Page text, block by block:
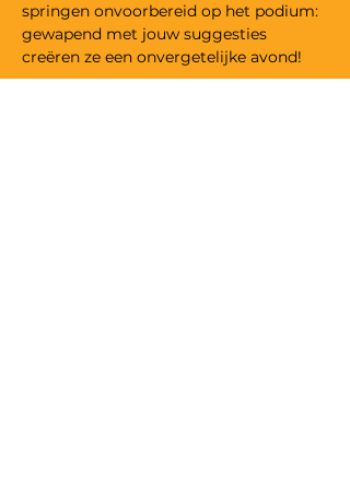
springen onvoorbereid op het podium:
gewapend met jouw suggesties
creëren ze een onvergetelijke avond!